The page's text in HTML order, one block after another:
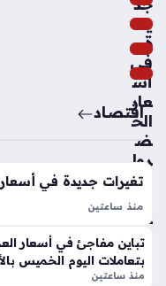
ص
لاح
لط
راب
زو
ن
سب
ور
منذ
سا
عتي
جد
يد
ة
في
أس
عار
الخ
ض
روا
ت
وال
فاك
هة
بالأ
س
اقتصاد
منذ ساعتين
الأسواق المحلية، حيث
450 و480 جنيهًا، بينما سجل الضأن مستويات…
تباين مفاجئ في أسعار
بتعاملات اليوم الخميس
منذ ساعتين